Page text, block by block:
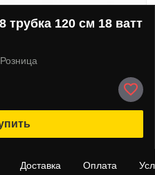
120 см 18 ватт
Розница
Доставка Оплата